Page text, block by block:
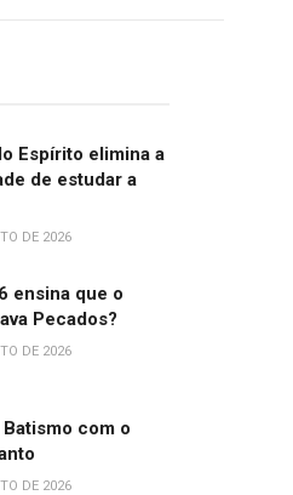
Espírito elimina a
de estudar a
DE 2026
ensina que o
Pecados?
DE 2026
com o
DE 2026